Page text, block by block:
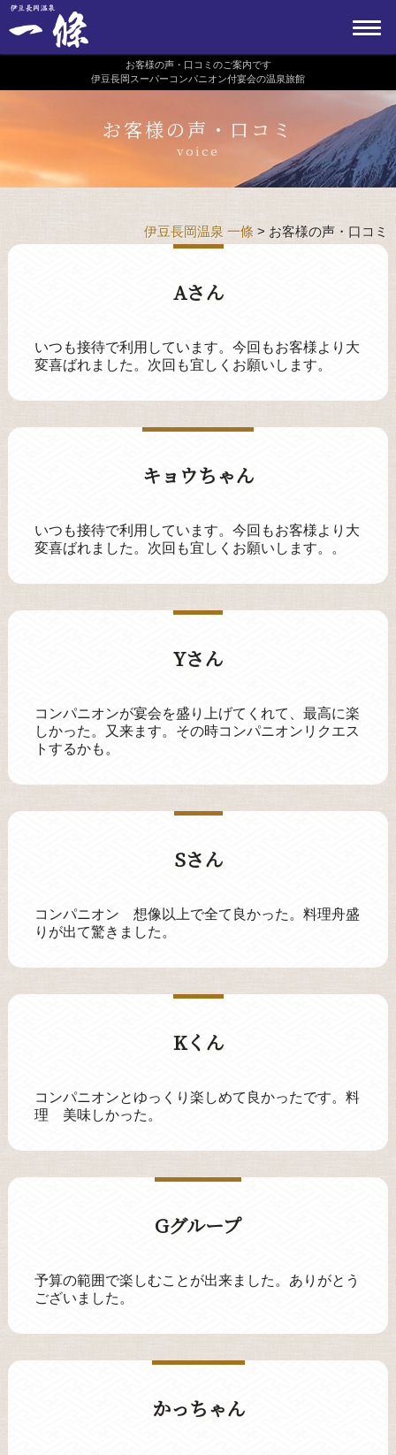
お客様の声・口コミのご案内です
伊豆長岡スーパーコンパニオン付宴会の温泉旅館
お客様の声・口コミ
voice
伊豆長岡温泉 一條 > お客様の声・口コミ
Aさん
いつも接待で利用しています。今回もお客様より大
変喜ばれました。次回も宜しくお願いします。
キョウちゃん
いつも接待で利用しています。今回もお客様より大
変喜ばれました。次回も宜しくお願いします。。
Yさん
コンパニオンが宴会を盛り上げてくれて、最高に楽
しかった。又来ます。その時コンパニオンリクエス
トするかも。
Sさん
コンパニオン 想像以上で全て良かった。料理舟盛
りが出て驚きました。
Kくん
コンパニオンとゆっくり楽しめて良かったです。料
理 美味しかった。
Gグループ
予算の範囲で楽しむことが出来ました。ありがとう
ございました。
かっちゃん